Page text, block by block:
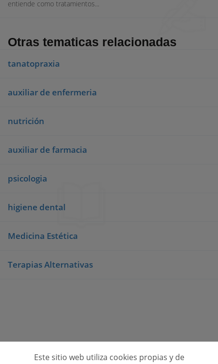
entiende como tratamientos...
Otras tematicas relacionadas
tanatopraxia
auxiliar de enfermeria
nutrición
auxiliar de farmacia
psicologia
higiene dental
Medicina Estética
Terapias Alternativas
Consulta opiniones de centros de formación
Este sitio web utiliza cookies propias y de